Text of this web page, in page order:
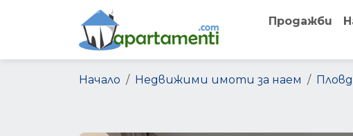
Продажби
Начало Недвижими имоти за наем